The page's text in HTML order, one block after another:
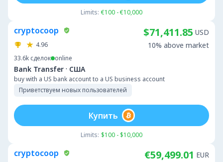
Limits: €100 - €10,000
cryptocoop
4.96
33.6k сделок online
Bank Transfer · США
buy with a US bank account to a US business account
Приветствуем новых пользователей
$71,411.85 USD
10% above market
Limits: $100 - $10,000
Купить
cryptocoop €59,499.01 EUR